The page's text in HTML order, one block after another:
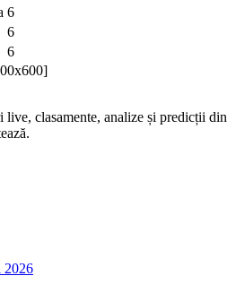
6
6
6
live, clasamente, analize și predicții din
2026